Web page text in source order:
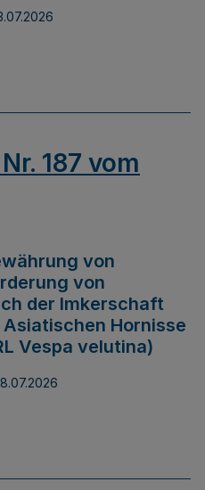
187 vom
von
von
der Imkerschaft
Hornisse
Vespa velutina)